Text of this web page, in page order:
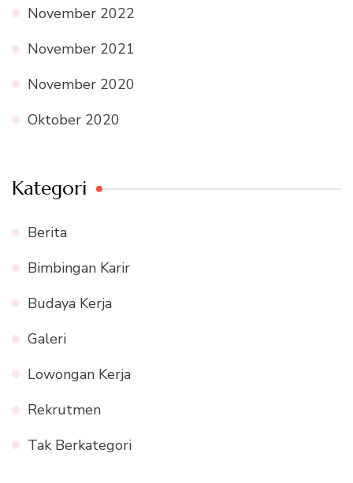
November 2022
November 2021
November 2020
Oktober 2020
Kategori
Berita
Bimbingan Karir
Budaya Kerja
Galeri
Lowongan Kerja
Rekrutmen
Tak Berkategori